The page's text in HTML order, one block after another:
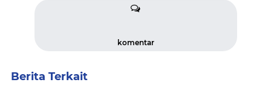
komentar
Berita Terkait